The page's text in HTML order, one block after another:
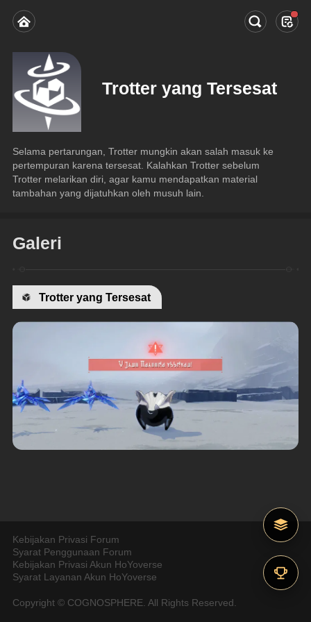
Trotter yang Tersesat
Selama pertarungan, Trotter mungkin akan salah masuk ke
pertempuran karena tersesat. Kalahkan Trotter sebelum
Trotter melarikan diri, agar kamu mendapatkan material
tambahan yang dijatuhkan oleh musuh lain.
Galeri
Trotter yang Tersesat
Kebijakan Privasi Forum
Syarat Penggunaan Forum
Kebijakan Privasi Akun HoYoverse
Syarat Layanan Akun HoYoverse
Copyright © COGNOSPHERE. All Rights Reserved.